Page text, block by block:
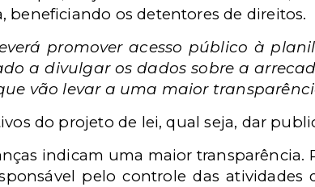
beneficiando os detentores de direitos.
promover acesso público à
a divulgar os dados sobre a
vão levar a uma maior
do projeto de lei, qual seja, dar
indicam uma maior transparência.
pelo controle das atividades